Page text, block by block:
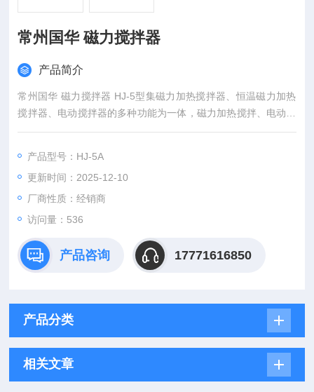
常州国华 磁力搅拌器
产品简介
常州国华 磁力搅拌器 HJ-5型集磁力加热搅拌器、恒温磁力加热
搅拌器、电动搅拌器的多种功能为一体，磁力加热搅拌、电动搅
拌可同机进行，均能在较广的速度范围内对液体溶液进行精密稳
产品型号：HJ-5A
更新时间：2025-12-10
厂商性质：经销商
访问量：536
产品咨询 17771616850
产品分类
相关文章